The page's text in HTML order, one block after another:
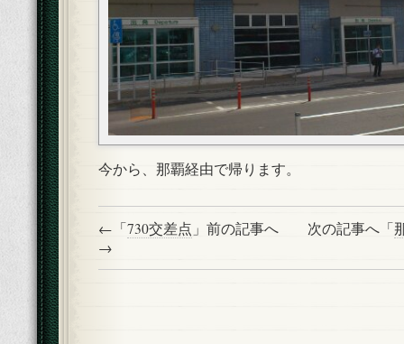
今から、那覇経由で帰ります。
←「730交差点 」前の記事へ 次の記事へ「
→